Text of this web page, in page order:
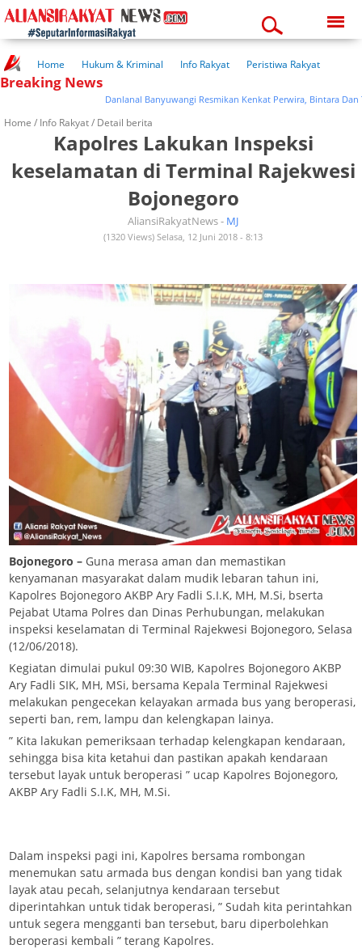
06:19:31 am
Home Hukum & Kriminal Info Rakyat
Peristiwa Rakyat
Kuliner Rakyat
Wisata Rakyat
Kesehatan
Breaking News
Danlanal Banyuwangi Resmikan Kenkat Perwira, Bintara Dan
Home / Info Rakyat/ Detail berita
Kapolres Lakukan Inspeksi
keselamatan di Terminal Rajekwesi
Bojonegoro
AliansiRakyatNews - MJ
(1320 Views) Selasa, 12 Juni 2018 - 8:13
Bojonegoro – Guna merasa aman dan memastikan
kenyamanan masyarakat dalam mudik lebaran tahun ini,
Kapolres Bojonegoro AKBP Ary Fadli S.I.K, MH, M.Si, bserta
Pejabat Utama Polres dan Dinas Perhubungan, melakukan
inspeksi keselamatan di Terminal Rajekwesi Bojonegoro, Selasa
(12/06/2018).
Kegiatan dimulai pukul 09:30 WIB, Kapolres Bojonegoro AKBP
Ary Fadli SIK, MH, MSi, bersama Kepala Terminal Rajekwesi
melakukan pengecekan kelayakan armada bus yang beroperasi,
seperti ban, rem, lampu dan kelengkapan lainya.
” Kita lakukan pemeriksaan terhadap kelengkapan kendaraan,
sehingga bisa kita ketahui dan pastikan apakah kendaraan
tersebut layak untuk beroperasi ” ucap Kapolres Bojonegoro,
AKBP Ary Fadli S.I.K, MH, M.Si.
Dalam inspeksi pagi ini, Kapolres bersama rombongan
menemukan satu armada bus dengan kondisi ban yang tidak
layak atau pecah, selanjutnya kendaraan tersebut
diperintahkan untuk tidak beroperasi, ” Sudah kita perintahkan
untuk segera mengganti ban tersebut, baru diperbolehkan
beroperasi kembali ” terang Kapolres.